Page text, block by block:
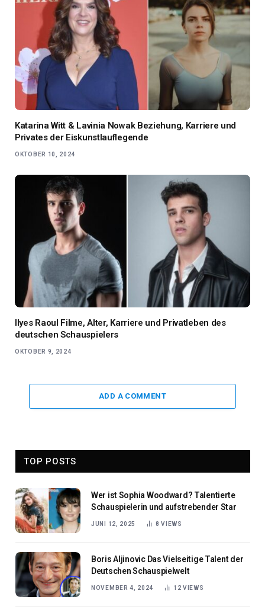
Katarina Witt & Lavinia Nowak Beziehung, Karriere und
Privates der Eiskunstlauflegende
OKTOBER 10, 2024
Ilyes Raoul Filme, Alter, Karriere und Privatleben des
deutschen Schauspielers
OKTOBER 9, 2024
ADD A COMMENT
TOP POSTS
Wer ist Sophia Woodward? Talentierte
Schauspielerin und aufstrebender Star
JUNI 12, 2025 8VIEWS
Boris Aljinovic Das Vielseitige Talent der
Deutschen Schauspielwelt
NOVEMBER 4, 2024 12VIEWS